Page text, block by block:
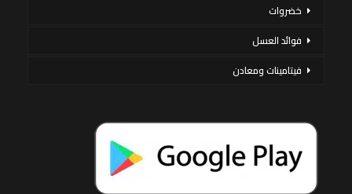
خضروات
فوائد العسل
فيتامينات ومعادن